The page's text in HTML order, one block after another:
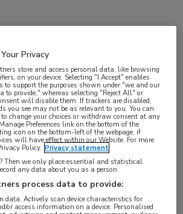
studie is het effect van
monoklonaal antilichaam dat
de alfaketen van de interleukine-
onderzocht bij patiënten
astma,neuspoliep,sinusitis
Privacy
store and access personal data, like browsing
on your device. Selecting "I Accept" enables
to support the purposes shown under "we and our
to provide," whereas selecting "Reject All" or
will disable them. If trackers are disabled,
you see may not be as relevant to you. You can
change your choices or withdraw consent at any
Preferences link on the bottom of the
icon on the bottom-left of the webpage, if
will have effect within our Website. For more
Policy. Privacy statement
Then we only place essential and statistical
any data about you as a person
process data to provide:
data. Actively scan device characteristics for
or access information on a device. Personalised